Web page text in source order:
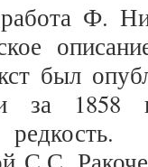
Ф.
был
за 1858